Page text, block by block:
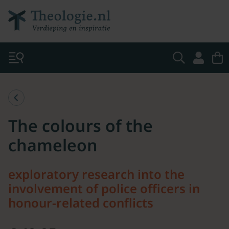
The colours of the
chameleon
exploratory research into the
involvement of police officers in
honour-related conflicts